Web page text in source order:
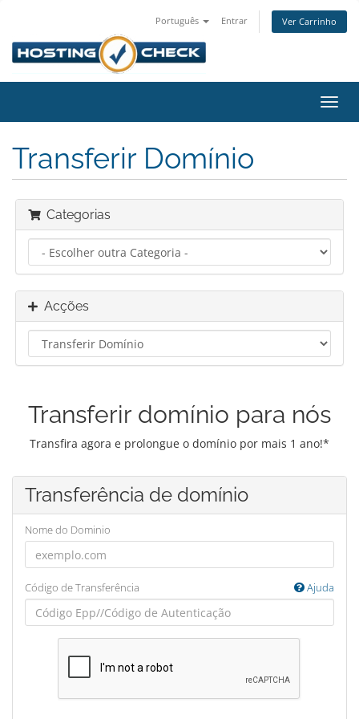
Português Entrar Ver Carrinho
Transferir Domínio
Categorias
Acções
Transferir domínio para nós
Transfira agora e prolongue o domínio por mais 1 ano!*
Transferência de domínio
Nome do Dominio
Código de Transferência Ajuda